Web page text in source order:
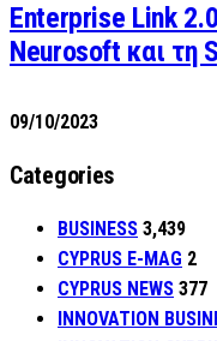
Enterprise Link
Neurosoft και τη
09/10/2023
Categories
BUSINESS 3,439
CYPRUS E-MAG 2
CYPRUS NEWS 377
INNOVATION